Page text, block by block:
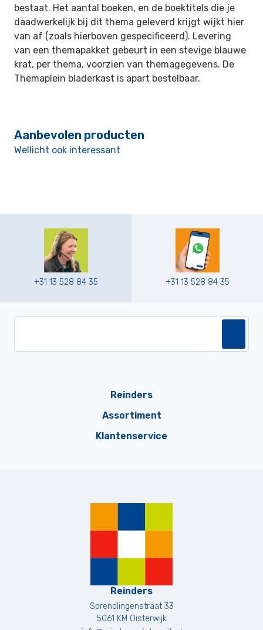
bestaat. Het aantal boeken, en de boektitels die je
daadwerkelijk bij dit thema geleverd krijgt wijkt hier
van af (zoals hierboven gespecificeerd). Levering
van een themapakket gebeurt in een stevige blauwe
krat, per thema, voorzien van themagegevens. De
Themaplein bladerkast is apart bestelbaar.
Aanbevolen producten
Wellicht ook interessant
+31 13 528 84 35 +31 13 528 84 35
Reinders
Assortiment
Klantenservice
Reinders
Sprendlingenstraat 33
5061 KM Oisterwijk